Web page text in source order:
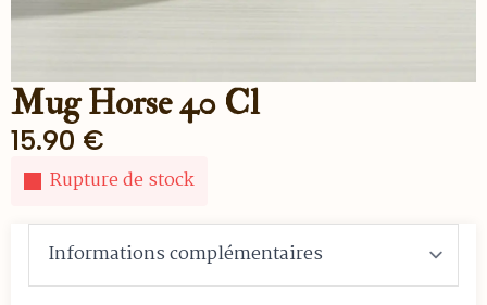
Mug Horse 40 Cl
15.90 €
Rupture de stock